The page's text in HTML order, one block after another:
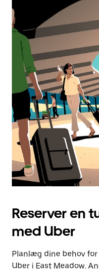
Reserver en
med Uber
Planlæg dine behov
Uber i East Meadow.